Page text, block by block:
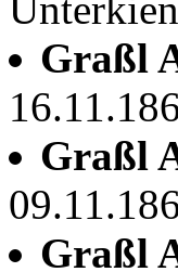
Graßl
Graßl
Graßl